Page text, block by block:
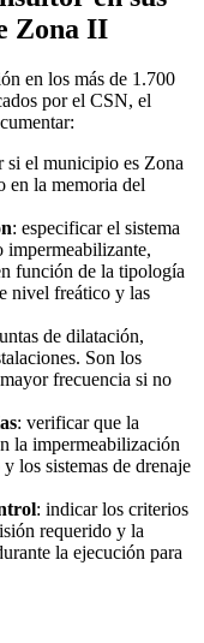
Zona II
en los más de 1.700
por el CSN, el
si el municipio es Zona
en la memoria del
: especificar el sistema
impermeabilizante,
función de la tipología
nivel freático y las
de dilatación,
Son los
frecuencia si no
: verificar que la
la impermeabilización
los sistemas de drenaje
: indicar los criterios
requerido y la
la ejecución para